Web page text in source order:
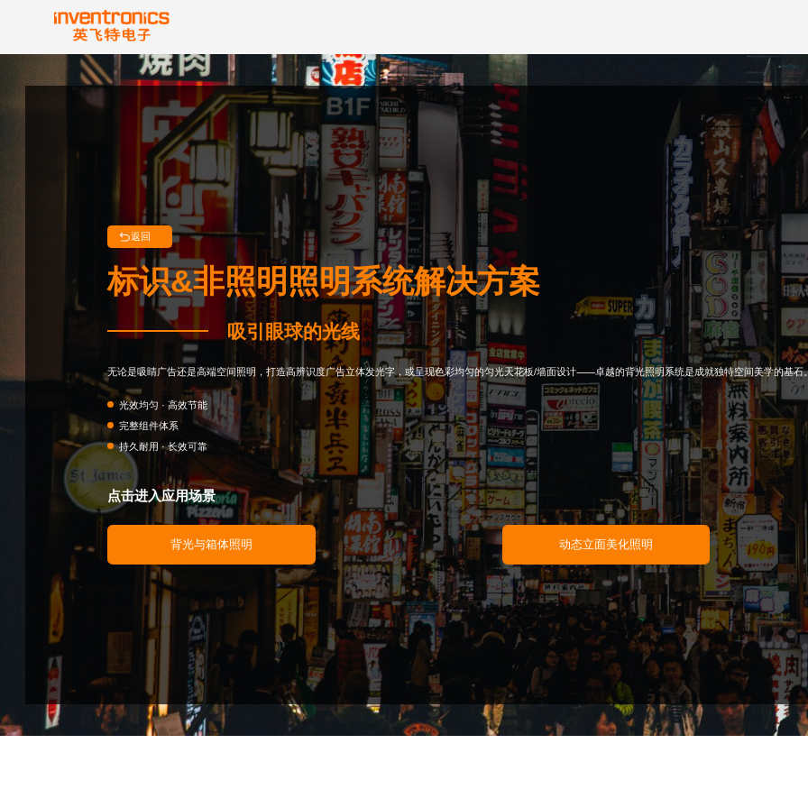
返回
标识&非照明照明系统解决方案
吸引眼球的光线
无论是吸睛广告还是高端空间照明，打造高辨识度广告立体发光字，或呈现色彩均匀的匀光天花板/墙面设计⸺卓越的背光照明系统是成就独特空间美学的基石
光效均匀 · 高效节能
完整组件体系
持久耐用 · 长效可靠
点击进入应用场景
背光与箱体照明 动态立面美化照明